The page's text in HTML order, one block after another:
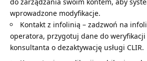
wprowadzone modyfikacje.
Kontakt z infolinią – zadzwoń na
operatora, przygotuj dane do
konsultanta o dezaktywację usługi CLIR.